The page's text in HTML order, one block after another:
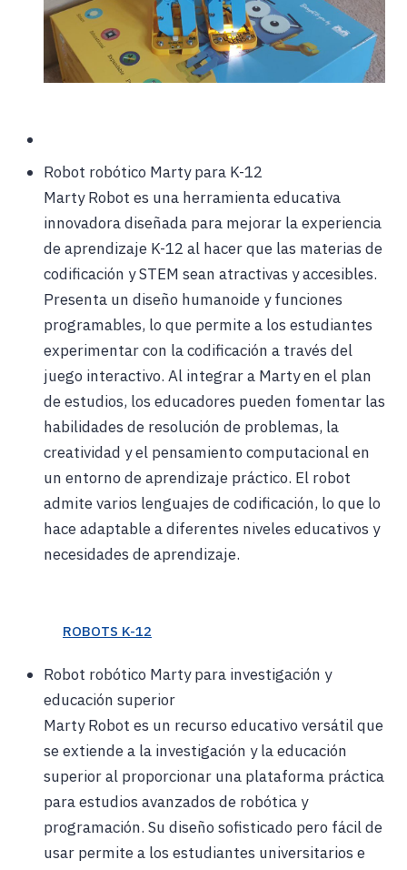
Robot robótico Marty para K-12
Marty Robot es una herramienta educativa
innovadora diseñada para mejorar la experiencia
de aprendizaje K-12 al hacer que las materias de
codificación y STEM sean atractivas y accesibles.
Presenta un diseño humanoide y funciones
programables, lo que permite a los estudiantes
experimentar con la codificación a través del
juego interactivo. Al integrar a Marty en el plan
de estudios, los educadores pueden fomentar las
habilidades de resolución de problemas, la
creatividad y el pensamiento computacional en
un entorno de aprendizaje práctico. El robot
admite varios lenguajes de codificación, lo que lo
hace adaptable a diferentes niveles educativos y
necesidades de aprendizaje.
ROBOTS K-12
Robot robótico Marty para investigación y
educación superior
Marty Robot es un recurso educativo versátil que
se extiende a la investigación y la educación
superior al proporcionar una plataforma práctica
para estudios avanzados de robótica y
programación. Su diseño sofisticado pero fácil de
usar permite a los estudiantes universitarios e